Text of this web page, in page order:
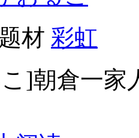
题材 彩虹
]朝倉一家